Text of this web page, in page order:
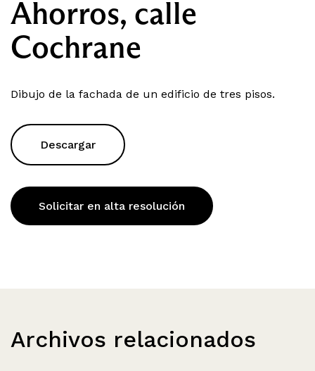
Ahorros, calle
Cochrane
Dibujo de la fachada de un edificio de tres pisos.
Descargar
Solicitar en alta resolución
Archivos relacionados